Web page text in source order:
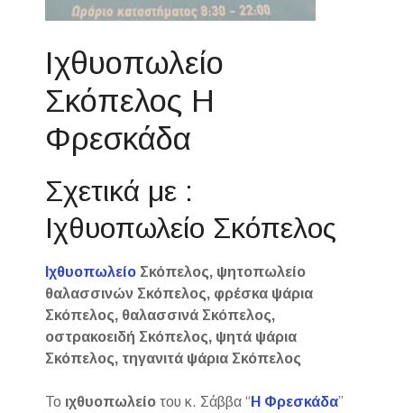
Ιχθυοπωλείο
Σκόπελος Η
Φρεσκάδα
Σχετικά με :
Ιχθυοπωλείο Σκόπελος
Ιχθυοπωλείο Σκόπελος, ψητοπωλείο
θαλασσινών Σκόπελος, φρέσκα ψάρια
Σκόπελος, θαλασσινά Σκόπελος,
οστρακοειδή Σκόπελος, ψητά ψάρια
Σκόπελος, τηγανιτά ψάρια Σκόπελος
Το ιχθυοπωλείο του κ. Σάββα “ Η Φρεσκάδα”